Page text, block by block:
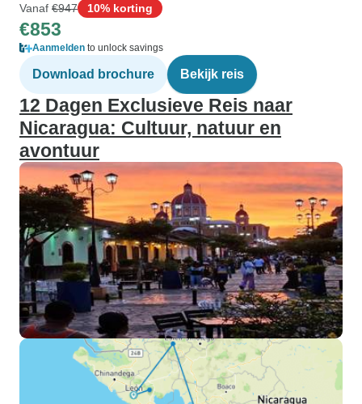
Vanaf €947 10% korting
€853
Aanmelden to unlock savings
Download brochure Bekijk reis
12 Dagen Exclusieve Reis naar
Nicaragua: Cultuur, natuur en
avontuur